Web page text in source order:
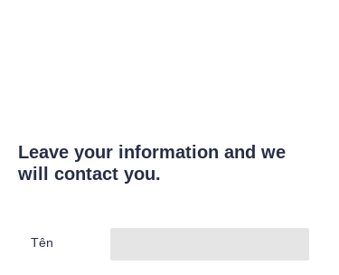
Leave your information and we
will contact you.
Tên